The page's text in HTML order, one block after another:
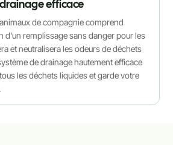
efficace
de compagnie comprend
d'un remplissage sans danger pour les
et neutralisera les odeurs de déchets
de drainage hautement efficace
les déchets liquides et garde votre